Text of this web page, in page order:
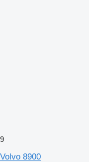
9
Volvo 8900